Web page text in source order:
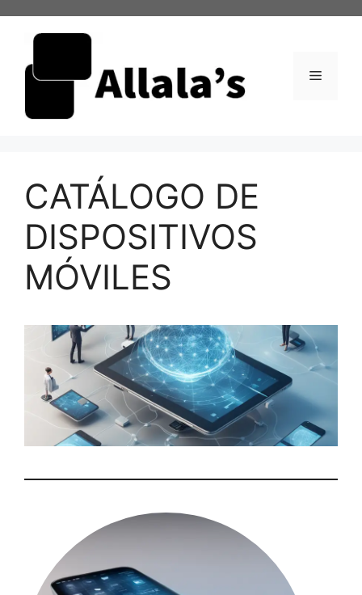
Menú
CATÁLOGO DE
DISPOSITIVOS
MÓVILES